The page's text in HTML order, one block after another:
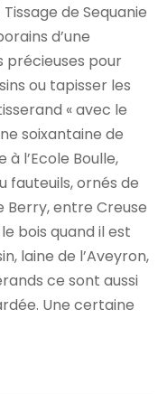
de Sequanie
d’une
précieuses pour
ou tapisser les
« avec le
soixantaine de
l’Ecole Boulle,
fauteuils, ornés de
Berry, entre Creuse
bois quand il est
laine de l’Aveyron,
ce sont aussi
Une certaine